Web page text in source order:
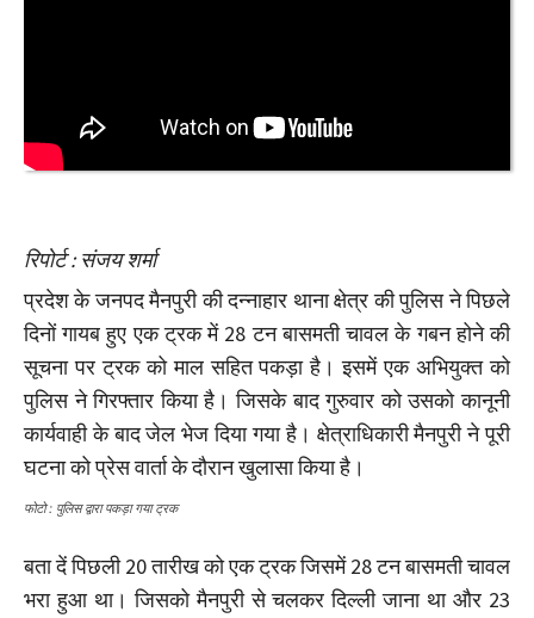
रिपोर्ट : संजय शर्मा
प्रदेश के जनपद मैनपुरी की दन्नाहार थाना क्षेत्र की पुलिस ने पिछले
दिनों गायब हुए एक ट्रक में 28 टन बासमती चावल के गबन होने की
सूचना पर ट्रक को माल सहित पकड़ा है। इसमें एक अभियुक्त को
पुलिस ने गिरफ्तार किया है। जिसके बाद गुरुवार को उसको कानूनी
कार्यवाही के बाद जेल भेज दिया गया है। क्षेत्राधिकारी मैनपुरी ने पूरी
घटना को प्रेस वार्ता के दौरान खुलासा किया है।
फोटो : पुलिस द्वारा पकड़ा गया ट्रक
बता दें पिछली 20 तारीख को एक ट्रक जिसमें 28 टन बासमती चावल
भरा हुआ था। जिसको मैनपुरी से चलकर दिल्ली जाना था और 23